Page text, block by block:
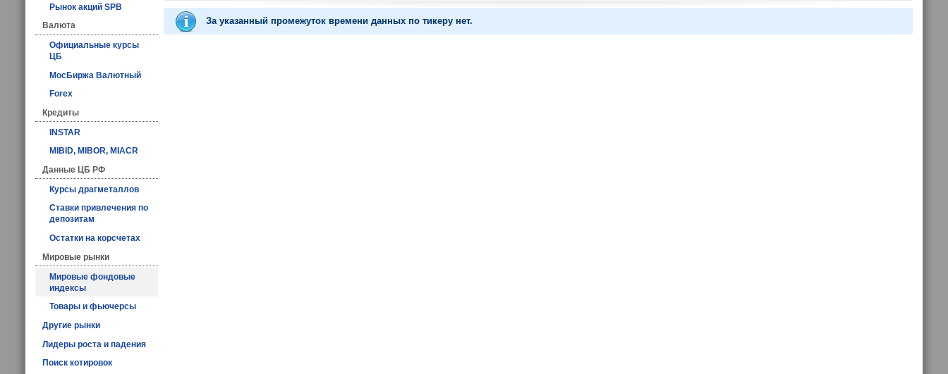
Рынок акций SPB
Валюта
Официальные курсы
ЦБ
МосБиржа Валютный
Forex
Кредиты
INSTAR
MIBID, MIBOR, MIACR
Данные ЦБ РФ
Курсы драгметаллов
Ставки привлечения по
депозитам
Остатки на корсчетах
Мировые рынки
Мировые фондовые
индексы
Товары и фьючерсы
Другие рынки
Лидеры роста и падения
Поиск котировок
За указанный промежуток времени данных по тикеру нет.